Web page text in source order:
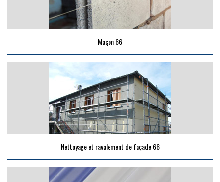
Maçon 66
Nettoyage et ravalement de façade 66